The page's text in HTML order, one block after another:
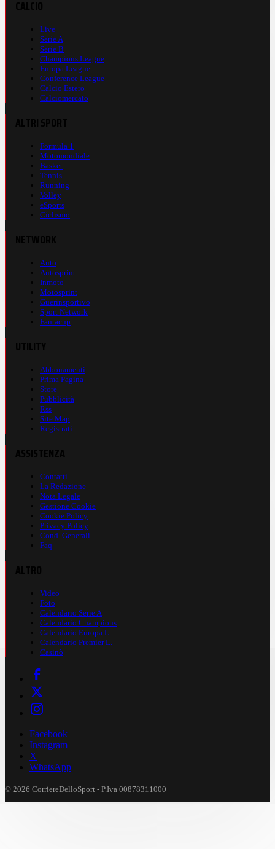
Live
Serie A
Serie B
Champions League
Europa League
Conference League
Calcio Estero
Calciomercato
Formula 1
Motomondiale
Basket
Tennis
Running
Volley
eSports
Ciclismo
Auto
Autosprint
Inmoto
Motosprint
Guerinsportivo
Sport Network
Fantacup
Abbonamenti
Prima Pagina
Store
Pubblicità
Rss
Site Map
Registrati
Contatti
La Redazione
Nota Legale
Gestione Cookie
Cookie Policy
Privacy Policy
Cond. Generali
Faq
Video
Foto
Calendario Serie A
Calendario Champions
Calendario Europa L.
Calendario Premier L.
Casinò
Facebook
Instagram
X
WhatsApp
© 2026 CorriereDelloSport - P.Iva 00878311000